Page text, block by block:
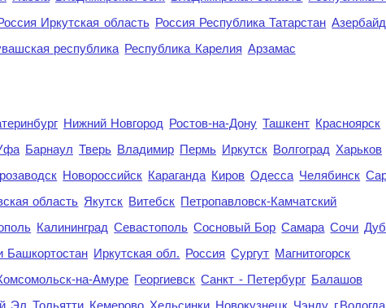
Иркутская область Россия Республика Татарстан
республика Республика Карелия Арзамас
Нижний Новгород Ростов-на-Дону Ташкент Красноярск
Барнаул Тверь Владимир Пермь Иркутск Волгоград Харьков
Новороссийск Караганда Киров Одесса Челябинск
область Якутск Витебск Петропавловск-Камчатский
Калининград Севастополь Сосновый Бор Самара Сочи
Башкортостан Иркутская обл. Россия Сургут Магнитогорск
на-Амуре Георгиевск Санкт - Петербург Балашов
Эл Тольятти Кемерово Хельсинки Новокузнецк Чэнду г.Вологда